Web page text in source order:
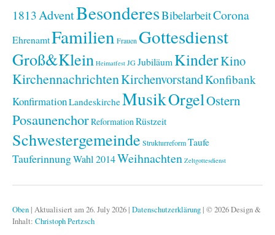
1813AdventBesonderesBibelarbeitCorona
EhrenamtFamilien Frauen Gottesdienst
Groß&Klein Heimatfest JGJubiläumKinderKino
KirchennachrichtenKirchenvorstandKonfibank
KonfirmationLandeskircheMusikOrgelOstern
PosaunenchorReformationRüstzeit
Schwestergemeinde StrukturreformTaufe
TauferinnungWahl 2014Weihnachten Zeltgottesdienst
Oben | Aktualisiert am 26. July 2026 | Datenschutzerklärung | © 2026 Design &
Inhalt: Christoph Pertzsch